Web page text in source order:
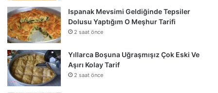
Ispanak Mevsimi Geldiğinde Tepsiler
Dolusu Yaptığım O Meşhur Tarifi
2 saat önce
Yıllarca Boşuna Uğraşmışız Çok Eski Ve
Aşırı Kolay Tarif
2 saat önce